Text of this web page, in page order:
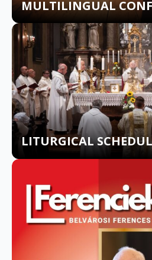
MULTILINGUAL
LITURGICAL